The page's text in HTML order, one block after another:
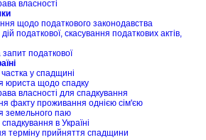
власності
щодо податкового законодавства
податкової, скасування податкових актів,
запит податкової
у спадщині
юриста щодо спадку
власності для спадкування
факту проживання однією сім'єю
земельного паю
в Україні
терміну прийняття спадщини